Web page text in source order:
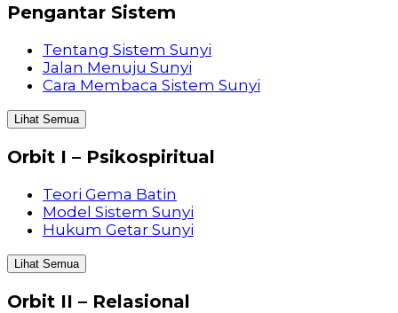
Pengantar Sistem
Tentang Sistem Sunyi
Jalan Menuju Sunyi
Cara Membaca Sistem Sunyi
Lihat Semua
Orbit I – Psikospiritual
Teori Gema Batin
Model Sistem Sunyi
Hukum Getar Sunyi
Lihat Semua
Orbit II – Relasional